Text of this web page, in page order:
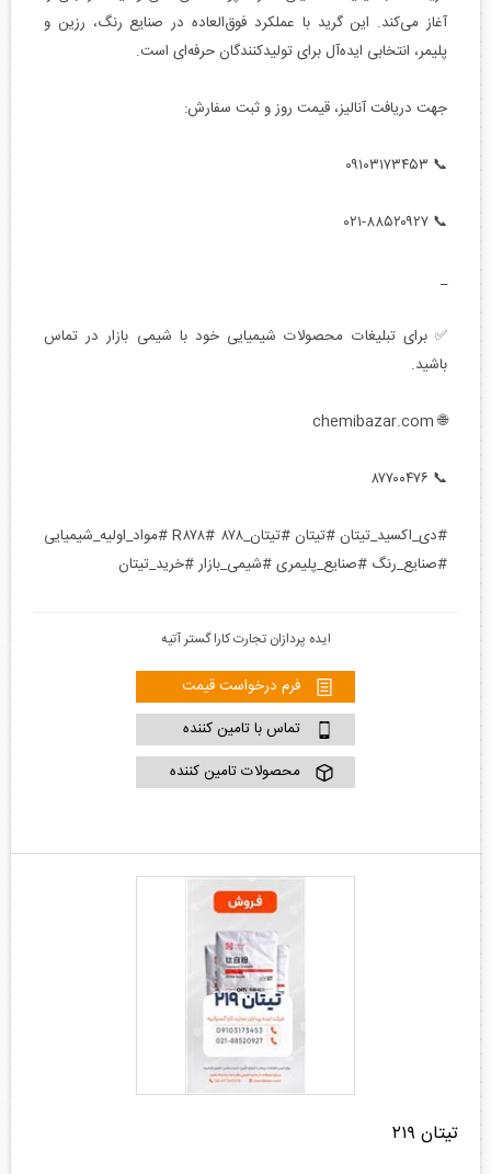
آغاز می‌کند. این گرید با عملکرد فوق‌العاده در صنایع رنگ، رزین و
پلیمر، انتخابی ایده‌آل برای تولیدکنندگان حرفه‌ای است.
جهت دریافت آنالیز، قیمت روز و ثبت سفارش:
📞 ۰۹۱۰۳۱۷۳۴۵۳
📞 ۰۲۱-۸۸۵۲۰۹۲۷
_
✅ برای تبلیغات محصولات شیمیایی خود با شیمی بازار در تماس
باشید.
🌐 chemibazar.com
📞 ۸۷۷۰۰۴۷۶
#دی_اکسید_تیتان #تیتان #تیتان_۸۷۸ #R۸۷۸ #مواد_اولیه_شیمیایی
#صنایع_رنگ #صنایع_پلیمری #شیمی_بازار #خرید_تیتان
ایده پردازان تجارت کارا گستر آتیه
فرم درخواست قیمت
تماس با تامین کننده
محصولات تامین کننده
تیتان ۲۱۹